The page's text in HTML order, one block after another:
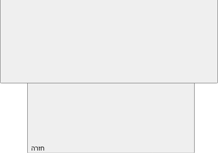
חזרה